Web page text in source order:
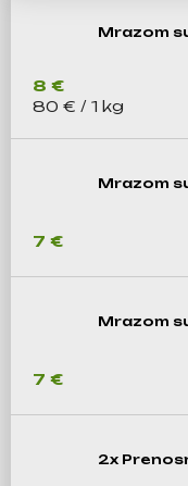
Mrazom
8 €
Jednotková cena:
80 € / 1 kg
Mrazom
7 €
Mrazom
7 €
2x
d
p
m
e